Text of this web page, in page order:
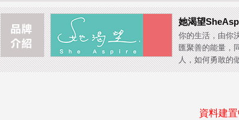
她渴望
你的生活，由你
匯聚善的能量，
人，如何勇敢的
資料建置